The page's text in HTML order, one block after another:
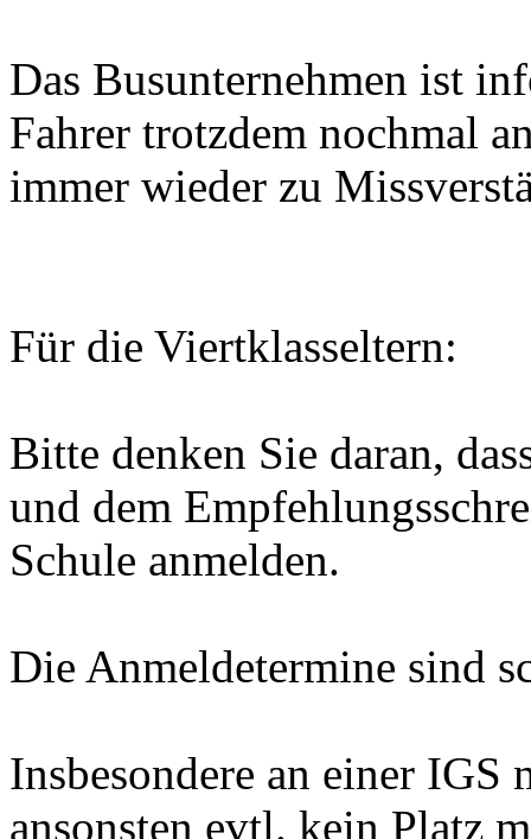
Das Busunternehmen ist
Fahrer trotzdem nochmal
immer wieder zu
Für die Viertklasseltern:
Bitte denken Sie daran,
und dem
Schule anmelden.
Die Anmeldetermine sind
Insbesondere an einer IGS
ansonsten evtl. kein Platz